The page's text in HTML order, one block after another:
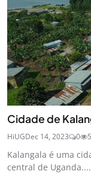
Cidade de
HiUGDec 14, 2023 0
Kalangala é uma
central de Uganda....